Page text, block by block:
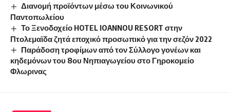
Διανομή προϊόντων μέσω του Κοινωνικού
Παντοπωλείου
Το Ξενοδοχείο HOTEL IOANNOU RESORT στην
Πτολεμαϊδα ζητά εποχικό προσωπικό για την σεζόν 2022
Παράδοση τροφίμων από τον Σύλλογο γονέων και
κηδεμόνων του 8ου Νηπιαγωγείου στο Γηροκομείο
Φλωρινας